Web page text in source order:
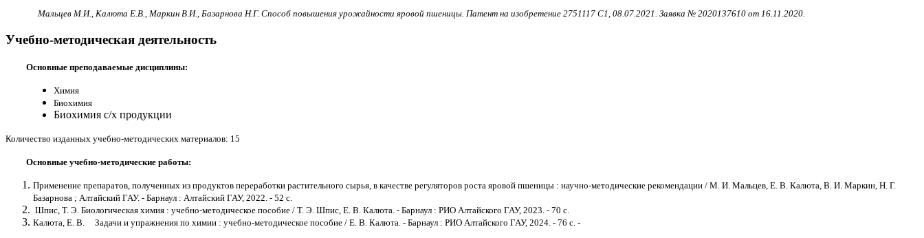
Мальцев М.И., Калюта Е.В., Маркин В.И., Базарнова Н.Г. Способ повышения урожайности яровой пшеницы. Патент на изобретение 2751117C1, 08.07.2021. Заявка № 2020137610 от 16.11.2020.
Учебно-методическая деятельность
Основные преподаваемые дисциплины:
Химия
Биохимия
Биохимия с/х продукции
Количество изданных учебно-методических материалов: 15
Основные учебно-методические работы:
Применение препаратов, полученных из продуктов переработки растительного сырья, в качестве регуляторов роста яровой пшеницы : научно-методические рекомендации / М. И. Мальцев, Е. В. Калюта, В. И. Маркин, Н. Г.
Базарнова ; Алтайский ГАУ. - Барнаул : Алтайский ГАУ, 2022. - 52 с.
Шпис, Т. Э. Биологическая химия : учебно-методическое пособие / Т. Э. Шпис, Е. В. Калюта. - Барнаул : РИО Алтайского ГАУ, 2023. - 70 с.
Калюта, Е. В. Задачи и упражнения по химии : учебно-методическое пособие / Е. В. Калюта. - Барнаул : РИО Алтайского ГАУ, 2024. - 76 с. -